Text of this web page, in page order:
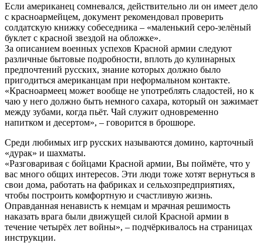
Если американец сомневался, действительно ли он имеет дело
с красноармейцем, документ рекомендовал проверить
солдатскую книжку собеседника – «маленький серо-зелёный
буклет с красной звездой на обложке».
За описанием военных успехов Красной армии следуют
различные бытовые подробности, вплоть до кулинарных
предпочтений русских, знание которых должно было
пригодиться американцам при неформальном контакте.
«Красноармеец может вообще не употреблять сладостей, но к
чаю у него должно быть немного сахара, который он зажимает
между зубами, когда пьёт. Чай служит одновременно
напитком и десертом», – говорится в брошюре.
Среди любимых игр русских называются домино, карточный
«дурак» и шахматы.
«Разговаривая с бойцами Красной армии, Вы поймёте, что у
вас много общих интересов. Эти люди тоже хотят вернуться в
свои дома, работать на фабриках и сельхозпредприятиях,
чтобы построить комфортную и счастливую жизнь.
Оправданная ненависть к немцам и мрачная решимость
наказать врага были движущей силой Красной армии в
течение четырёх лет войны», – подчёркивалось на страницах
инструкции.